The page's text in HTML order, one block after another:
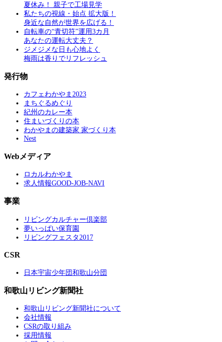
夏休み！ 親子で工場見学
私たちの視線・始点 拡大版！
身近な自然が世界を広げる！
自転車の“青切符”運用3カ月
あなたの運転大丈夫？
ジメジメな日も心地よく
梅雨は香りでリフレッシュ
発行物
カフェわかやま2023
まちぐるめぐり
紀州のカレー本
住まいづくりの本
わかやまの建築家 家づくり本
Nest
Webメディア
ロカルわかやま
求人情報GOOD-JOB-NAVI
事業
リビングカルチャー倶楽部
夢いっぱい保育園
リビングフェスタ2017
CSR
日本宇宙少年団和歌山分団
和歌山リビング新聞社
和歌山リビング新聞社について
会社情報
CSRの取り組み
採用情報